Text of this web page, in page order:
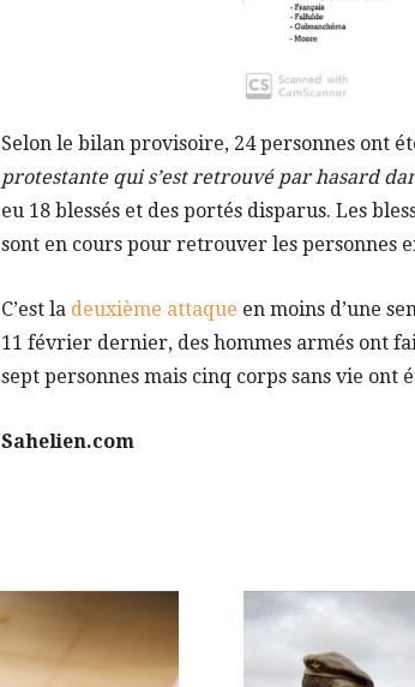
Selon le bilan provisoire, 24 personnes ont
protestante qui s’est retrouvé par hasard
eu 18 blessés et des portés disparus. Les
sont en cours pour retrouver les personnes
C’est la deuxième attaque en moins d’une
11 février dernier, des hommes armés ont
sept personnes mais cinq corps sans vie
Sahelien.com